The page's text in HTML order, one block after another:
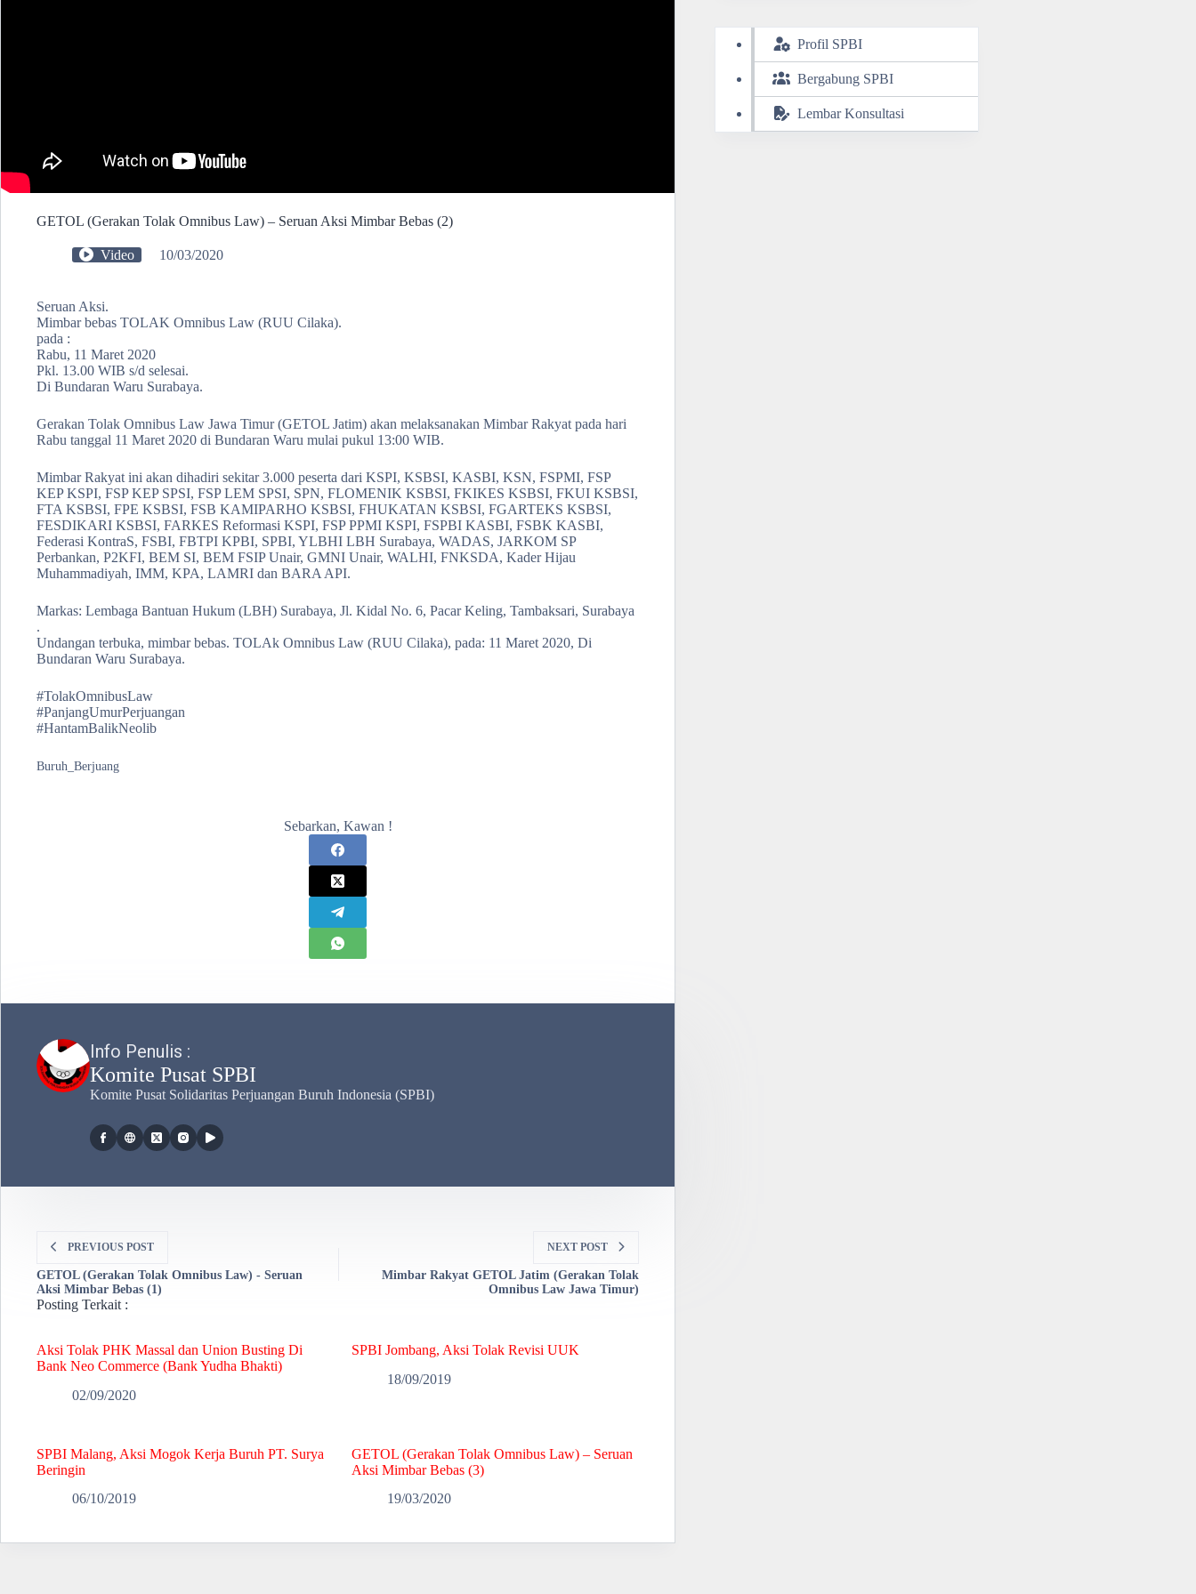
GETOL (Gerakan Tolak Omnibus Law) – Seruan Aksi Mimbar Bebas (2)
Video 10/03/2020
Seruan Aksi.
Mimbar bebas TOLAK Omnibus Law (RUU Cilaka).
pada :
Rabu, 11 Maret 2020
Pkl. 13.00 WIB s/d selesai.
Di Bundaran Waru Surabaya.
Gerakan Tolak Omnibus Law Jawa Timur (GETOL Jatim) akan melaksanakan Mimbar Rakyat pada hari
Rabu tanggal 11 Maret 2020 di Bundaran Waru mulai pukul 13:00 WIB.
Mimbar Rakyat ini akan dihadiri sekitar 3.000 peserta dari KSPI, KSBSI, KASBI, KSN, FSPMI, FSP
KEP KSPI, FSP KEP SPSI, FSP LEM SPSI, SPN, FLOMENIK KSBSI, FKIKES KSBSI, FKUI KSBSI,
FTA KSBSI, FPE KSBSI, FSB KAMIPARHO KSBSI, FHUKATAN KSBSI, FGARTEKS KSBSI,
FESDIKARI KSBSI, FARKES Reformasi KSPI, FSP PPMI KSPI, FSPBI KASBI, FSBK KASBI,
Federasi KontraS, FSBI, FBTPI KPBI, SPBI, YLBHI LBH Surabaya, WADAS, JARKOM SP
Perbankan, P2KFI, BEM SI, BEM FSIP Unair, GMNI Unair, WALHI, FNKSDA, Kader Hijau
Muhammadiyah, IMM, KPA, LAMRI dan BARA API.
Markas: Lembaga Bantuan Hukum (LBH) Surabaya, Jl. Kidal No. 6, Pacar Keling, Tambaksari, Surabaya
.
Undangan terbuka, mimbar bebas. TOLAk Omnibus Law (RUU Cilaka), pada: 11 Maret 2020, Di
Bundaran Waru Surabaya.
#TolakOmnibusLaw
#PanjangUmurPerjuangan
#HantamBalikNeolib
Buruh_Berjuang
Sebarkan, Kawan !
Komite Pusat SPBI
Komite Pusat Solidaritas Perjuangan Buruh Indonesia (SPBI)
PREVIOUS POST
GETOL (Gerakan Tolak Omnibus Law) - Seruan
Aksi Mimbar Bebas (1)
NEXT POST
Mimbar Rakyat GETOL Jatim (Gerakan Tolak
Omnibus Law Jawa Timur)
Posting Terkait :
Aksi Tolak PHK Massal dan Union Busting Di
Bank Neo Commerce (Bank Yudha Bhakti)
02/09/2020
SPBI Jombang, Aksi Tolak Revisi UUK
18/09/2019
SPBI Malang, Aksi Mogok Kerja Buruh PT. Surya
Beringin
06/10/2019
GETOL (Gerakan Tolak Omnibus Law) – Seruan
Aksi Mimbar Bebas (3)
19/03/2020
Profil SPBI
Bergabung SPBI
Lembar Konsultasi